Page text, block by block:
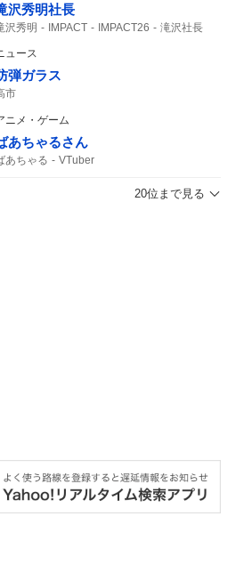
沢秀明社長
沢秀明 IMPACT IMPACT26
滝沢社長
ュース
弾ガラス
市
ニメ・ゲーム
あちゃるさん
あちゃる VTuber
20位まで見る